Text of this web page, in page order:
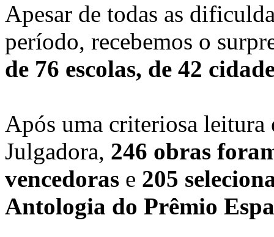
Apesar de todas as
período, recebemos o
de 76 escolas, de 42
Após uma criteriosa leitura
Julgadora, 246 obras
vencedoras e 205
Antologia do Prêmio